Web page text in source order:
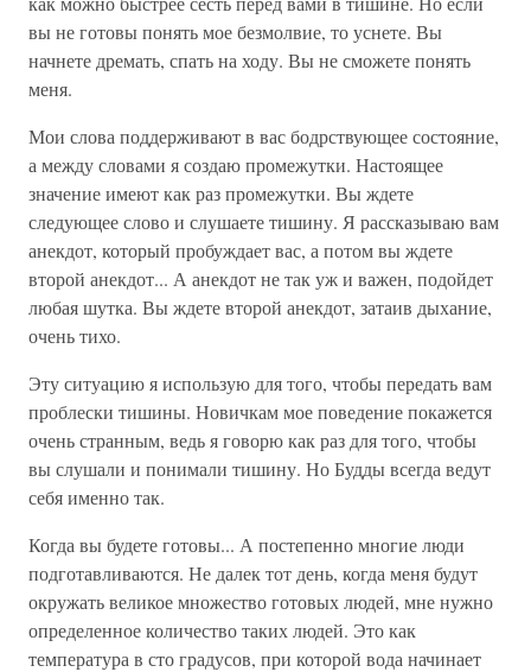
вы не готовы понять мое безмолвие, то уснете. Вы
начнете дремать, спать на ходу. Вы не сможете понять
меня.
Мои слова поддерживают в вас бодрствующее состояние,
а между словами я создаю промежутки. Настоящее
значение имеют как раз промежутки. Вы ждете
следующее слово и слушаете тишину. Я рассказываю вам
анекдот, который пробуждает вас, а потом вы ждете
второй анекдот... А анекдот не так уж и важен, подойдет
любая шутка. Вы ждете второй анекдот, затаив дыхание,
очень тихо.
Эту ситуацию я использую для того, чтобы передать вам
проблески тишины. Новичкам мое поведение покажется
очень странным, ведь я говорю как раз для того, чтобы
вы слушали и понимали тишину. Но Будды всегда ведут
себя именно так.
Когда вы будете готовы... А постепенно многие люди
подготавливаются. Не далек тот день, когда меня будут
окружать великое множество готовых людей, мне нужно
определенное количество таких людей. Это как
температура в сто градусов, при которой вода начинает